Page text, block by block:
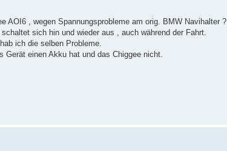
AOI6 , wegen Spannungsprobleme am orig. BMW Navihalter ?
sich hin und wieder aus , auch während der Fahrt.
ich die selben Probleme.
einen Akku hat und das Chiggee nicht.